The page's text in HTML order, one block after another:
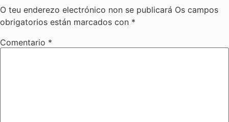
O teu enderezo electrónico non se publicará Os campos
obrigatorios están marcados con *
Comentario *